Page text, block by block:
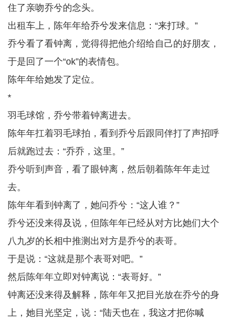
住了亲吻乔兮的念头。
出租车上，陈年年给乔兮发来信息：“来打球。”
乔兮看了看钟离，觉得得把他介绍给自己的好朋友，
于是回了一个“ok”的表情包。
陈年年给她发了定位。
*
羽毛球馆，乔兮带着钟离进去。
陈年年扛着羽毛球拍，看到乔兮后跟同伴打了声招呼
后就跑过去：“乔乔，这里。”
乔兮听到声音，看了眼钟离，然后朝着陈年年走过
去。
陈年年看到钟离了，她问乔兮：“这人谁？”
乔兮还没来得及说，但陈年年已经从对方比她们大个
八九岁的长相中推测出对方是乔兮的表哥。
于是说：“这就是那个表哥对吧。”
然后陈年年立即对钟离说：“表哥好。”
钟离还没来得及解释，陈年年又把目光放在乔兮的身
上，她目光坚定，说：“陆天也在，我这才把你喊